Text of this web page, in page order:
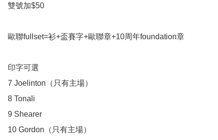
雙號加$50
歐聯fullset=衫+盃賽字+歐聯章+10周年foundation章
印字可選
7 Joelinton（只有主場）
8 Tonali
9 Shearer
10 Gordon（只有主場）